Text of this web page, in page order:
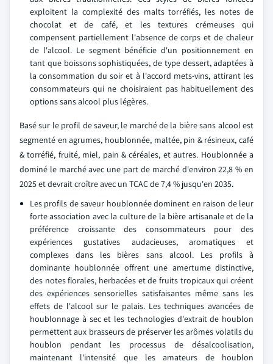
exploitent la complexité des malts torréfiés, les notes de
chocolat et de café, et les textures crémeuses qui
compensent partiellement l'absence de corps et de chaleur
de l'alcool. Le segment bénéficie d'un positionnement en
tant que boissons sophistiquées, de type dessert, adaptées à
la consommation du soir et à l'accord mets-vins, attirant les
consommateurs qui ne choisiraient pas habituellement des
options sans alcool plus légères.
Basé sur le profil de saveur, le marché de la bière sans alcool est
segmenté en agrumes, houblonnée, maltée, pin & résineux, café
& torréfié, fruité, miel, pain & céréales, et autres. Houblonnée a
dominé le marché avec une part de marché d'environ 22,8 % en
2025 et devrait croître avec un TCAC de 7,4 % jusqu'en 2035.
Les profils de saveur houblonnée dominent en raison de leur
forte association avec la culture de la bière artisanale et de la
préférence croissante des consommateurs pour des
expériences gustatives audacieuses, aromatiques et
complexes dans les bières sans alcool. Les profils à
dominante houblonnée offrent une amertume distinctive,
des notes florales, herbacées et de fruits tropicaux qui créent
des expériences sensorielles satisfaisantes même sans les
effets de l'alcool sur le palais. Les techniques avancées de
houblonnage à sec et les technologies d'extrait de houblon
permettent aux brasseurs de préserver les arômes volatils du
houblon pendant les processus de désalcoolisation,
maintenant l'intensité que les amateurs de houblon